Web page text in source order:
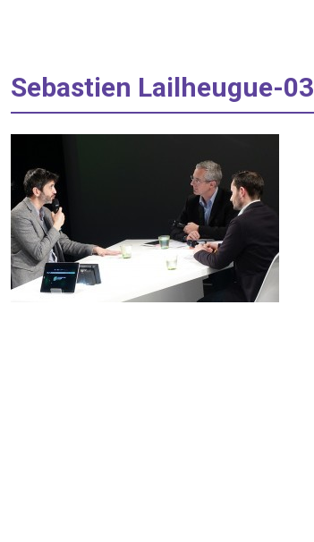
Sebastien Lailheugue-03